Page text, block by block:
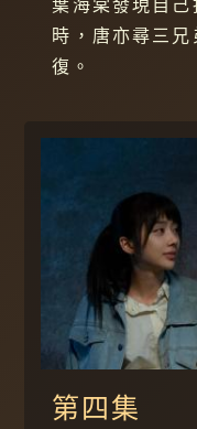
葉海棠發現自
時，唐亦尋三
復。
第四集